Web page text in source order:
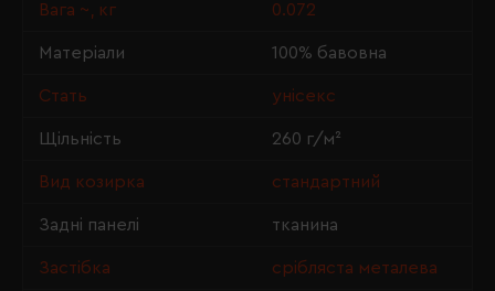
Вага ~, кг 0.072
Матеріали 100% бавовна
Стать унісекс
Щільність 260 г/м²
Вид козирка стандартний
Задні панелі тканина
Застібка срібляста металева